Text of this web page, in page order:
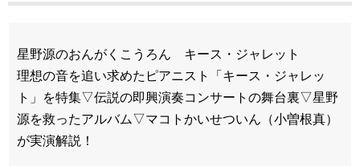
星野源のおんがくこうろん キース・ジャレット
理想の音を追い求めたピアニスト「キース・ジャレッ
ト」を特集▽伝説の即興演奏コンサートの舞台裏▽星野
源を救ったアルバム▽マコトかいせついん（小曽根真）
が実演解説！